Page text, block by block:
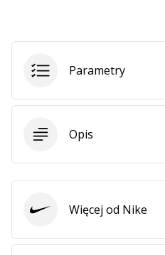
artykuły
Parametry
Opis
Nike Więcej od Nike